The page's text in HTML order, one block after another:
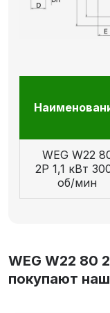
WEG W22
2P 1,1 кВт
об/мин
WEG W22 80
покупают